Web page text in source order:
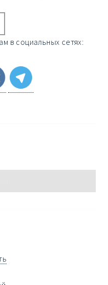
в социальных сетях: